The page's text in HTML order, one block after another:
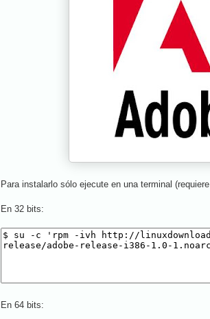
Para instalarlo sólo ejecute en una terminal
En 32 bits:
En 64 bits: